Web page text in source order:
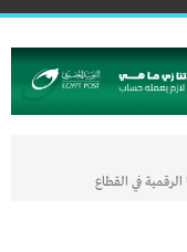
في القطاع